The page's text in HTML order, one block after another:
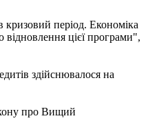
період. Економіка
відновлення цієї програми",
здійснювалося на
про Вищий